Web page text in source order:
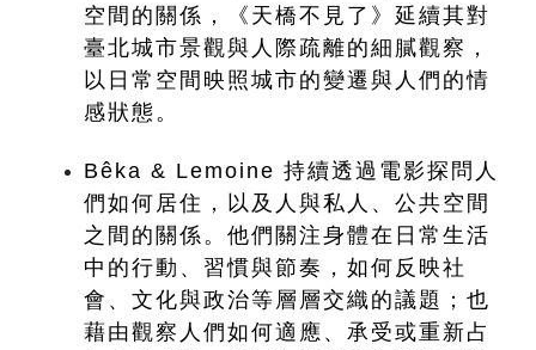
空間的關係，《天橋不見了》延續其對
臺北城市景觀與人際疏離的細膩觀察，
以日常空間映照城市的變遷與人們的情
感狀態。
Bêka & Lemoine 持續透過電影探問人
們如何居住，以及人與私人、公共空間
之間的關係。他們關注身體在日常生活
中的行動、習慣與節奏，如何反映社
會、文化與政治等層層交織的議題；也
藉由觀察人們如何適應、承受或重新占